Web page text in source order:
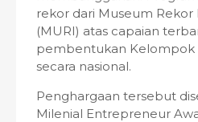
rekor dari Museum Rekor
(MURI) atas capaian
pembentukan Kelompok
secara nasional.
Penghargaan tersebut
Milenial Entrepreneur